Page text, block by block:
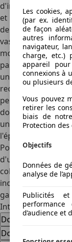
d'intérêt. Sa
et performante.
de pilotage
vaste : GT ou
modèle comme
passionnante et
un style unique.
recherchée car le
peu plus luxueux
donc de mise,
une bonne
l'époque aux
Pour autant, la
d'un certain public
coloris contrastés
indéniable. C'est
gamme.
Intéressé par
Dodge Dart voiture
Dodge Dart
Les cookies,
(par ex.
de façon
autres
navigateur,
charge, etc.)
appareil
connexions à
ou plusieurs
Vous pouvez
retirer les
biais de
Protection des
Objectifs
Données de
analyse de
Publicités
d’audience et